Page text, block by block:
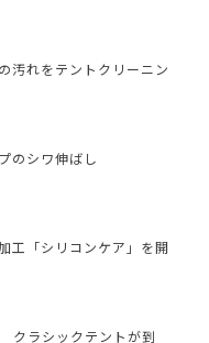
汚れをテントクリーニン
のシワ伸ばし
工「シリコンケア」を開
ラシックテントが到